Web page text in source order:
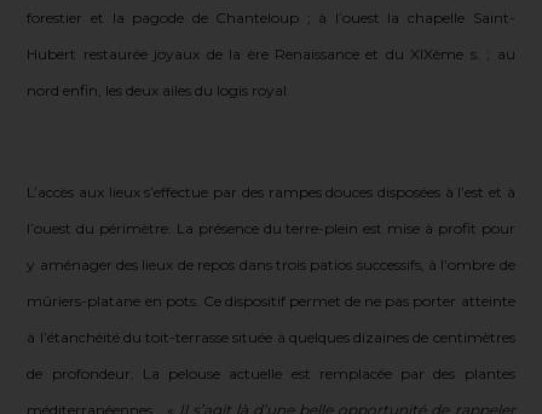
forestier et la pagode de Chanteloup ; à l’ouest la chapelle Saint-
Hubert restaurée joyaux de la ère Renaissance et du XIXème s. ; au
nord enfin, les deux ailes du logis royal.
L’accès aux lieux s’effectue par des rampes douces disposées à l’est et à
l’ouest du périmètre. La présence du terre-plein est mise à profit pour
y aménager des lieux de repos dans trois patios successifs, à l’ombre de
mûriers-platane en pots. Ce dispositif permet de ne pas porter atteinte
à l’étanchéité du toit-terrasse située à quelques dizaines de centimètres
de profondeur. La pelouse actuelle est remplacée par des plantes
méditerranéennes. « Il s’agit là d’une belle opportunité de rappeler